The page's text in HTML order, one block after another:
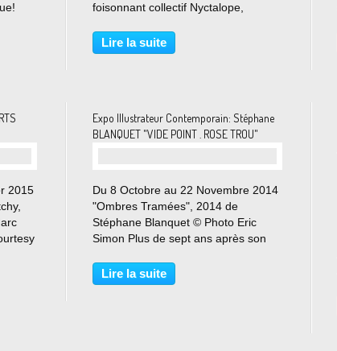
foisonnant collectif Nyctalope,
personnelles dédiées à Loulou
Picasso et Ragnar Persson. Deux
Lire la suite
2015
©
Expo Illustrateur Contemporain: Stéphane
BLANQUET "VIDE POINT . ROSE TROU"
Du 8 Octobre au 22 Novembre 2014
"Ombres Tramées", 2014 de
Stéphane Blanquet © Photo Eric
Simon Plus de sept ans après son
Blanquet investit du 8 octobre au 22
novembre les quatre niveaux de la
Lire la suite